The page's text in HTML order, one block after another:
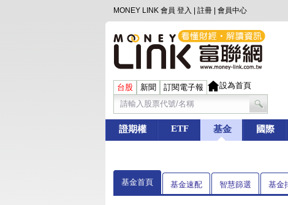
MONEY LINK 會員 登入 註冊 會員中心
台股 新聞 訂閱電子報 設為首頁
證期權 ETF 基金 國際
基金首頁 基金速配 智慧篩選 基金